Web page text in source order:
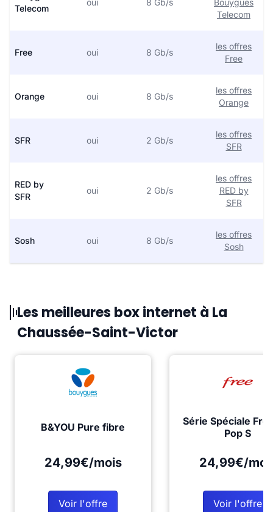
Telecom
oui 8 Gb/s
Bouygues
Telecom
Free oui 8 Gb/s
les offres
Free
Orange oui 8 Gb/s
les offres
Orange
SFR oui 2 Gb/s
les offres
SFR
RED by
SFR
oui 2 Gb/s
les offres
RED by
SFR
Sosh oui 8 Gb/s
les offres
Sosh
Les meilleures box internet à La
Chaussée-Saint-Victor
B&YOU Pure fibre
24,99€/mois
Voir l'offre
Série Spéciale
Pop S
24,99€/
Voir l'offre